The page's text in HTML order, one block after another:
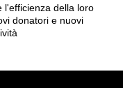
l'efficienza della loro
donatori e nuovi